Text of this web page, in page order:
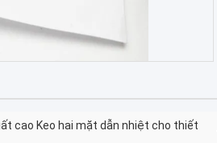
cao Keo hai mặt dẫn nhiệt cho thiết